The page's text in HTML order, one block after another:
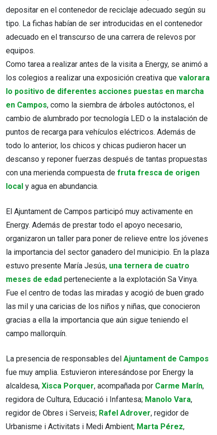
depositar en el contenedor de reciclaje adecuado según su
tipo. La fichas habían de ser introducidas en el contenedor
adecuado en el transcurso de una carrera de relevos por
equipos.
Como tarea a realizar antes de la visita a Energy, se animó a
los colegios a realizar una exposición creativa que valorara
lo positivo de diferentes acciones puestas en marcha
en Campos, como la siembra de árboles autóctonos, el
cambio de alumbrado por tecnología LED o la instalación de
puntos de recarga para vehículos eléctricos. Además de
todo lo anterior, los chicos y chicas pudieron hacer un
descanso y reponer fuerzas después de tantas propuestas
con una merienda compuesta de fruta fresca de origen
local y agua en abundancia.
El Ajuntament de Campos participó muy activamente en
Energy. Además de prestar todo el apoyo necesario,
organizaron un taller para poner de relieve entre los jóvenes
la importancia del sector ganadero del municipio. En la plaza
estuvo presente María Jesús, una ternera de cuatro
meses de edad perteneciente a la explotación Sa Vinya.
Fue el centro de todas las miradas y acogió de buen grado
las mil y una caricias de los niños y niñas, que conocieron
gracias a ella la importancia que aún sigue teniendo el
campo mallorquín.
La presencia de responsables del Ajuntament de Campos
fue muy amplia. Estuvieron interesándose por Energy la
alcaldesa, Xisca Porquer, acompañada por Carme Marín,
regidora de Cultura, Educació i Infantesa; Manolo Vara,
regidor de Obres i Serveis; Rafel Adrover, regidor de
Urbanisme i Activitats i Medi Ambient; Marta Pérez,